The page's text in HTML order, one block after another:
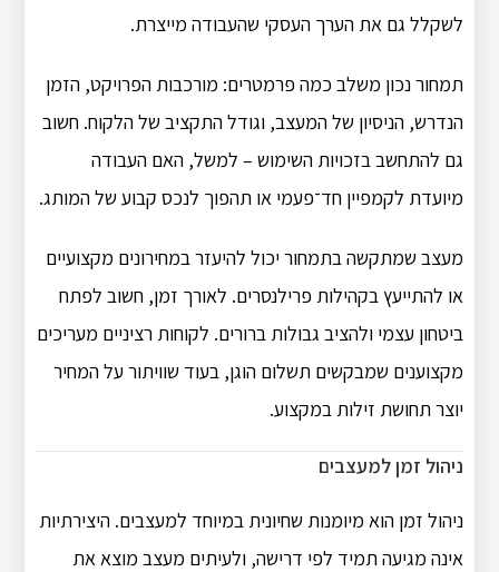
לשקלל גם את הערך העסקי שהעבודה מייצרת.
תמחור נכון משלב כמה פרמטרים: מורכבות הפרויקט, הזמן
הנדרש, הניסיון של המעצב, וגודל התקציב של הלקוח. חשוב
גם להתחשב בזכויות השימוש – למשל, האם העבודה
מיועדת לקמפיין חד־פעמי או תהפוך לנכס קבוע של המותג.
מעצב שמתקשה בתמחור יכול להיעזר במחירונים מקצועיים
או להתייעץ בקהילות פרילנסרים. לאורך זמן, חשוב לפתח
ביטחון עצמי ולהציב גבולות ברורים. לקוחות רציניים מעריכים
מקצוענים שמבקשים תשלום הוגן, בעוד שוויתור על המחיר
יוצר תחושת זילות במקצוע.
ניהול זמן למעצבים
ניהול זמן הוא מיומנות שחיונית במיוחד למעצבים. היצירתיות
אינה מגיעה תמיד לפי דרישה, ולעיתים מעצב מוצא את